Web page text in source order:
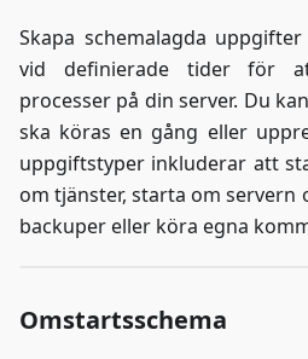
Skapa schemalagda
vid definierade tider för
processer på din server. Du
ska köras en gång eller
uppgiftstyper inkluderar att
om tjänster, starta om servern
backuper eller köra egna
Omstartsschema